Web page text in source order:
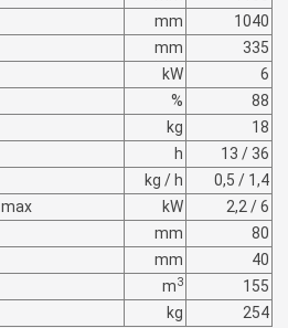
mm
1040
mm
335
kW
6
%
88
kg
18
h
13 / 36
kg / h
0,5 / 1,4
kW
2,2 / 6
mm
80
mm
40
m3
155
kg 254